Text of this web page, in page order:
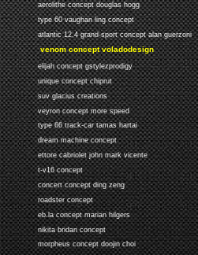
aerolithe concept douglas hogg
type 60 vaughan ling concept
atlantic 12.4 grand-sport concept alan guerzoni
venom concept voladodesign
elijah concept gstylezprodigy
unique concept chiprut
suv glacius creations
veyron concept more speed
type 66 track-car tamas hartai
dream machine concept
ettore cabriolet john mark vicente
t-v16 concept
concert concept ding zeng
roadster concept
eb.la concept marian hilgers
nikita bridan concept
morpheus concept doojin choi